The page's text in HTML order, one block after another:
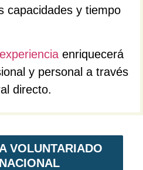
capacidades y tiempo
experiencia enriquecerá
y personal a través
directo.
VOLUNTARIADO